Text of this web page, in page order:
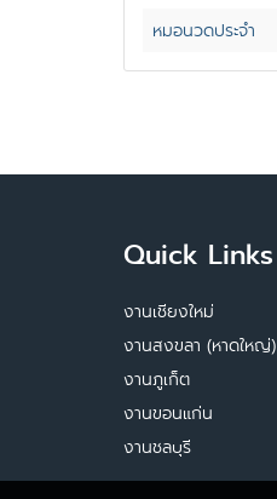
หมอนวดประจำ
Quick Links
งานเชียงใหม่
งานสงขลา (หาดใหญ่)
งานภูเก็ต
งานขอนแก่น
งานชลบุรี